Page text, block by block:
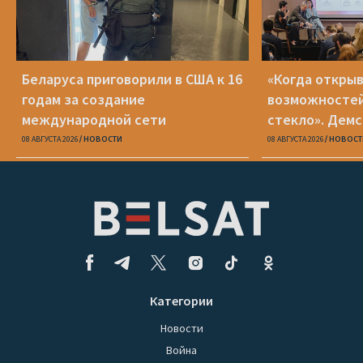
Беларуса приговорили в США к 16
годам за создание
международной сети
кибервымогателей
08 АВГУСТА 2026 НОВОСТИ
«Когда
стекло».
для Беларуси
08 АВГУСТА 2026
Категории
Новости
Война